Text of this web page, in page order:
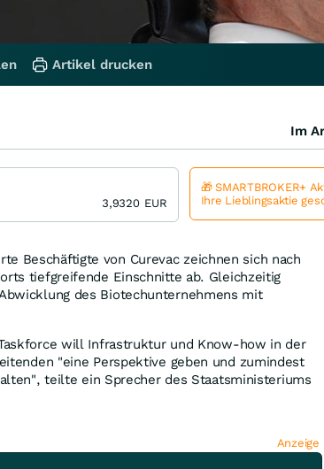
Beschäftigte von Curevac zeichnen sich nach
tiefgreifende Einschnitte ab. Gleichzeitig
des Biotechunternehmens mit
will Infrastruktur und Know-how in der
"eine Perspektive geben und zumindest
teilte ein Sprecher des Staatsministeriums
Anzeige
Artikel drucken
Im
3,9320 EUR
🎁 SMARTBROKER+
Ihre Lieblingsaktie